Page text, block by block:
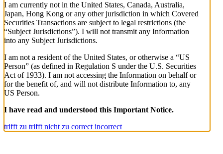
I am currently not in the United States, Canada, Australia,
Japan, Hong Kong or any other jurisdiction in which Covered
Securities Transactions are subject to legal restrictions (the
“Subject Jurisdictions”). I will not transmit any Information
into any Subject Jurisdictions.
I am not a resident of the United States, or otherwise a “US
Person” (as defined in Regulation S under the U.S. Securities
Act of 1933). I am not accessing the Information on behalf or
for the benefit of, and will not distribute Information to, any
US Person.
I have read and understood this Important Notice.
trifft zu trifft nicht zu correct incorrect